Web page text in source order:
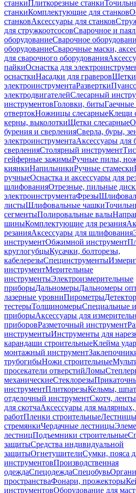
станкиПлиткорезные станки
станкиКомплектующие для станков
станковАксессуары для станков
для стружкоотсосовСварочное и
оборудованиеСварочное
оборудованиеСварочные маски,
для сварочного оборудования
пайкиОснастка для
оснасткиНасадки для граверовЩетки
электроинструментаРазвертки
электродвигателейСлесарный
инструментовГоловки, биты
отвертокНожницы слесарныеКлещи
керны, выколоткиЩетки слесарные
бурения и сверленияСверла, буры,
электроинструментаАксессуары для
сверленияСтолярный инструмент
гейферные зажимыРучные пилы,
киянкиНапильникиРучные стамески
ручныеОснастка и аксессуары для
шлифованияОтрезные, пильные
электроинструментаФрезы
листыШлифовальные чашки
сегментыПолировальные валы
шиныКомплектующие для резания
резанияАксессуары для шлифования
инструментОбжимной инструмент
круглогубцыКусачки, болторезы,
кабелерезыСпецинструменты
инструментМерительные
инструментыЭлектроизмерительные
приборыДальномерыДальномеры
лазерные уровниПирометры
тестерыТолщиномерыСпециальные
приборыАксессуары для
приборовРазметочный инструмент
инструментыИнструменты для
карандаши строительныеКлейма
монтажный инструмент
трубогибыНожи строительные
просекатели отверстийЛомы
механическиеСтеклорезы
инструментПлиткорезыКельмы,
отделочный инструментСкотч,
для скотчаАксессуары для
работПленки строительные
стремянкиЧердачные лестницы
лестницПодъемники строительные
защитыСредства индивидуальной
защитыОгнетушителиСумки, пояса
инструментовПроизводственная
одеждаСпецодеждаСпецобувь
пространстваФонари, прожекторы
инструментовОборудование для